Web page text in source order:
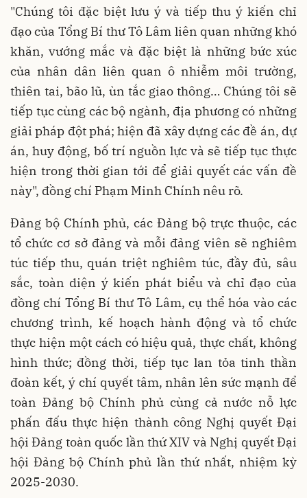
"Chúng tôi đặc biệt lưu ý và tiếp thu ý kiến chỉ
đạo của Tổng Bí thư Tô Lâm liên quan những khó
khăn, vướng mắc và đặc biệt là những bức xúc
của nhân dân liên quan ô nhiễm môi trường,
thiên tai, bão lũ, ùn tắc giao thông… Chúng tôi sẽ
tiếp tục cùng các bộ ngành, địa phương có những
giải pháp đột phá; hiện đã xây dựng các đề án, dự
án, huy động, bố trí nguồn lực và sẽ tiếp tục thực
hiện trong thời gian tới để giải quyết các vấn đề
này", đồng chí Phạm Minh Chính nêu rõ.
Đảng bộ Chính phủ, các Đảng bộ trực thuộc, các
tổ chức cơ sở đảng và mỗi đảng viên sẽ nghiêm
túc tiếp thu, quán triệt nghiêm túc, đầy đủ, sâu
sắc, toàn diện ý kiến phát biểu và chỉ đạo của
đồng chí Tổng Bí thư Tô Lâm, cụ thể hóa vào các
chương trình, kế hoạch hành động và tổ chức
thực hiện một cách có hiệu quả, thực chất, không
hình thức; đồng thời, tiếp tục lan tỏa tinh thần
đoàn kết, ý chí quyết tâm, nhân lên sức mạnh để
toàn Đảng bộ Chính phủ cùng cả nước nỗ lực
phấn đấu thực hiện thành công Nghị quyết Đại
hội Đảng toàn quốc lần thứ XIV và Nghị quyết Đại
hội Đảng bộ Chính phủ lần thứ nhất, nhiệm kỳ
2025-2030.